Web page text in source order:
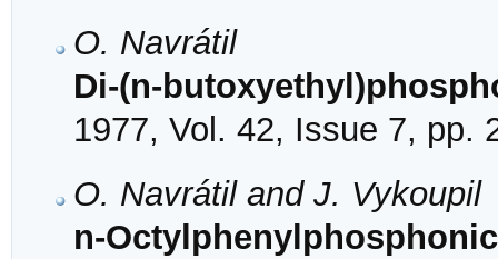
O. Navrátil
Di-(n-
1977, Vol. 42, Issue 7, pp.
O. Navrátil and J. Vykoupil
n-